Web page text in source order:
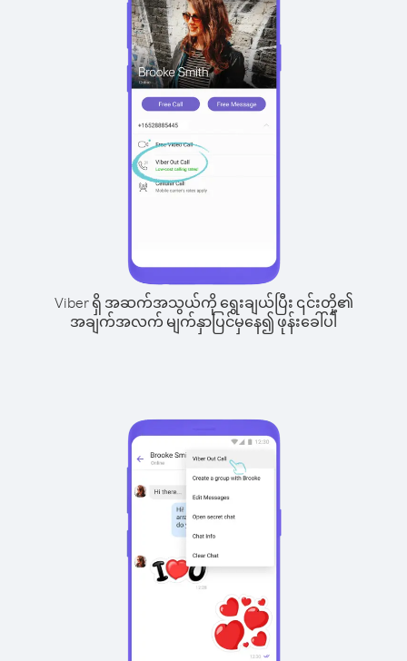
Viber ရှိ အဆက်အသွယ်ကို ရွေးချယ်ပြီး ၎င်းတို့၏
အချက်အလက် မျက်နှာပြင်မှနေ၍ ဖုန်းခေါ်ပါ